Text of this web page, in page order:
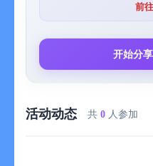
• 今晚 — 特别让您安排今晚计
• 日历集成 — 同时查看事件和
• 快速查找 — 立即找到待办事
• 神奇加号— 拖动“+”按键以
• 邮寄至 Things — 将电子邮
• Apple Watch 应用 — 提起手
前
开始分
活动动态 共 0 人参加